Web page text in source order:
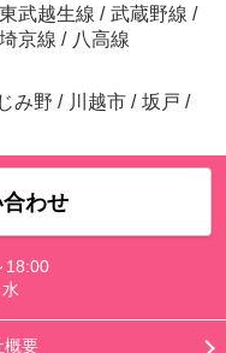
東武越生線 / 武蔵野線 /
埼京線 / 八高線
み野 / 川越市 / 坂戸 /
わせ
18:00
概要